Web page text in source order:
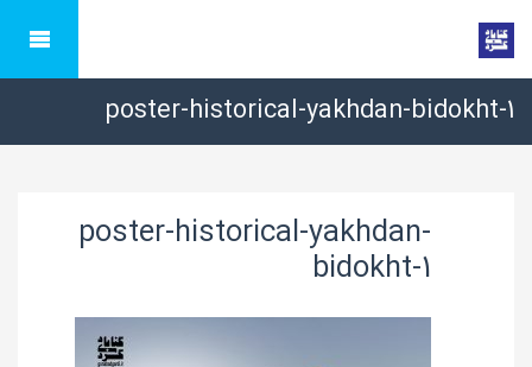
poster-historical-yakhdan-bidokht-1
poster-historical-yakhdan-
bidokht-1